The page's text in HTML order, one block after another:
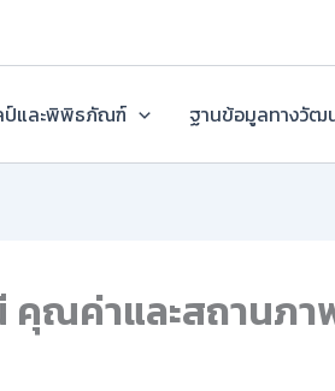
ป์และพิพิธภัณฑ์ ฐานข้อมูลทางวัฒ
คุณค่าและสถานภ